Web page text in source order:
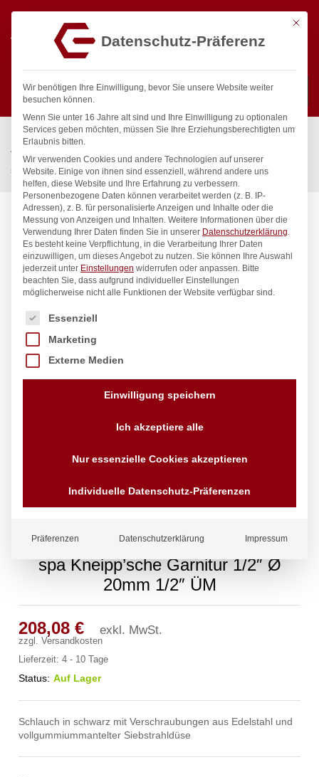
Suchen
Start / Gastronomiebedarf & Gastro Geräte für Profis
Wassertechnik
Wellnes
spa Kneipp’sche Garnitur 1/2″ Ø 20mm 1/2″ ÜM
spa Kneipp’sche Garnitur 1/2″ Ø
20mm 1/2″ ÜM
208,08€ exkl. MwSt.
zzgl.Versandkosten
Lieferzeit:4 - 10 Tage
Status: Auf Lager
Schlauch in schwarz mit Verschraubungen aus Edelstahl und
vollgummiummantelter Siebstrahldüse
Mit
Datenschutz-Präferenz
Wir benötigen Ihre Einwilligung, bevor Sie unsere Website weiter
besuchen können.
Wenn Sie unter 16 Jahre alt sind und Ihre Einwilligung zu optionalen
Services geben möchten, müssen Sie Ihre Erziehungsberechtigten um
Erlaubnis bitten.
Wir verwenden Cookies und andere Technologien auf unserer
Website. Einige von ihnen sind essenziell, während andere uns
helfen, diese Website und Ihre Erfahrung zu verbessern.
Personenbezogene Daten können verarbeitet werden (z. B. IP-
Adressen), z. B. für personalisierte Anzeigen und Inhalte oder die
Messung von Anzeigen und Inhalten. Weitere Informationen über die
Verwendung Ihrer Daten finden Sie in unserer Datenschutzerklärung.
Es besteht keine Verpflichtung, in die Verarbeitung Ihrer Daten
einzuwilligen, um dieses Angebot zu nutzen. Sie können Ihre Auswahl
jederzeit unter Einstellungen widerrufen oder anpassen. Bitte
beachten Sie, dass aufgrund individueller Einstellungen
möglicherweise nicht alle Funktionen der Website verfügbar sind.
Es folgt eine Liste der Service-Gruppen, für die eine
Essenziell
Marketing
Externe Medien
Einwilligung speichern
Ich akzeptiere alle
Nur essenzielle Cookies akzeptieren
Individuelle Datenschutz-Präferenzen
Präferenzen Datenschutzerklärung Impressum